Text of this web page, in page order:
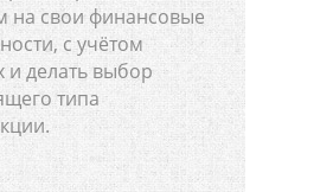
на свои финансовые
с учётом
и делать выбор
типа